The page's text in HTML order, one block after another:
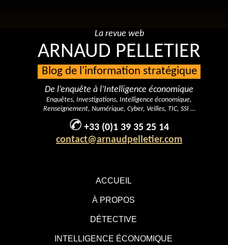
ACCUEIL
À PROPOS
DÉTECTIVE
INTELLIGENCE ÉCONOMIQUE
La revue web
ARNAUD PELLETIER
Blog de l'information stratégique
De l’enquête à l’Intelligence économique
Enquêtes, Investigations, Intelligence économique,
Renseignement, Numérique, Cyber, Veilles, TIC, SSI …
+33 (0)1 39 35 25 14
contact@arnaudpelletier.com